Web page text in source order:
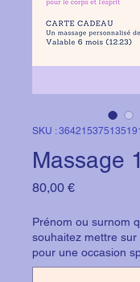
SKU : 364215375135191
Massage
80,00 €Prix
Prénom ou surnom
souhaitez mettre
pour une occasion